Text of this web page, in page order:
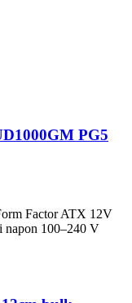
PG5
Factor ATX 12V
100–240 V